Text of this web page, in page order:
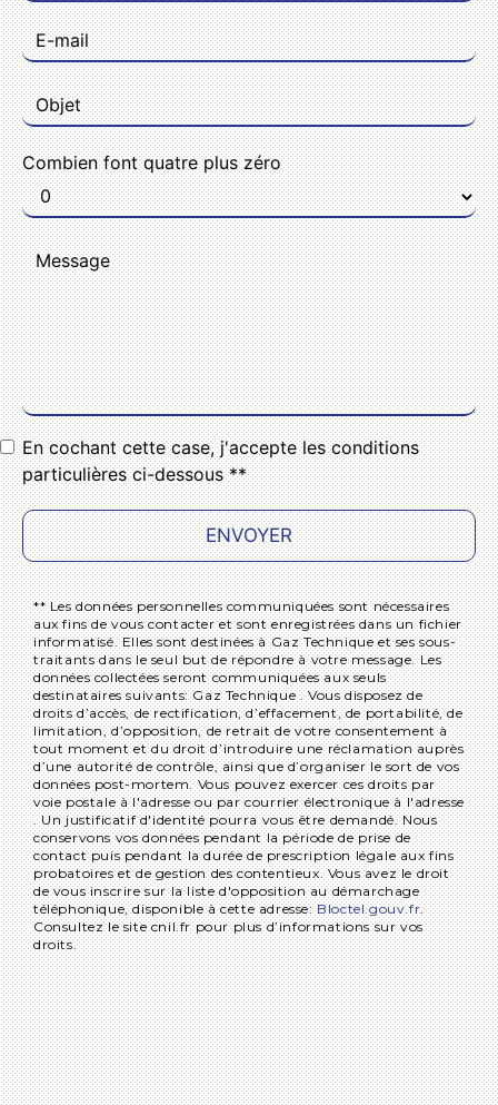
Combien font quatre plus zéro
En cochant cette case, j'accepte les conditions
particulières ci-dessous **
ENVOYER
** Les données personnelles communiquées sont nécessaires
aux fins de vous contacter et sont enregistrées dans un fichier
informatisé. Elles sont destinées à Gaz Technique et ses sous-
traitants dans le seul but de répondre à votre message. Les
données collectées seront communiquées aux seuls
destinataires suivants: Gaz Technique . Vous disposez de
droits d’accès, de rectification, d’effacement, de portabilité, de
limitation, d’opposition, de retrait de votre consentement à
tout moment et du droit d’introduire une réclamation auprès
d’une autorité de contrôle, ainsi que d’organiser le sort de vos
données post-mortem. Vous pouvez exercer ces droits par
voie postale à l'adresse ou par courrier électronique à l'adresse
. Un justificatif d'identité pourra vous être demandé. Nous
conservons vos données pendant la période de prise de
contact puis pendant la durée de prescription légale aux fins
probatoires et de gestion des contentieux. Vous avez le droit
de vous inscrire sur la liste d'opposition au démarchage
téléphonique, disponible à cette adresse:Bloctel.gouv.fr.
Consultez le site cnil.fr pour plus d’informations sur vos
droits.